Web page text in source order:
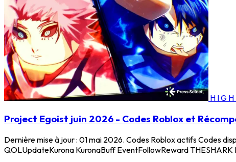
Project Egoist juin 2026 - Codes Roblox et
Dernière mise à jour : 01 mai 2026. Codes Roblox actifs Codes
QOLUpdateKurona KuronaBuff EventFollowReward